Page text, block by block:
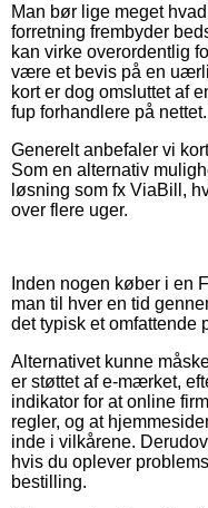
Man bør lige meget
forretning frembyder
kan virke overordentlig
være et bevis på en
kort er dog omsluttet af
fup forhandlere på nettet.
Generelt anbefaler vi
Som en alternativ
løsning som fx ViaBill,
over flere uger.
Inden nogen køber i en
man til hver en tid
det typisk et omfattende
Alternativet kunne
er støttet af e-mærket,
indikator for at online
regler, og at
inde i vilkårene.
hvis du oplever
bestilling.